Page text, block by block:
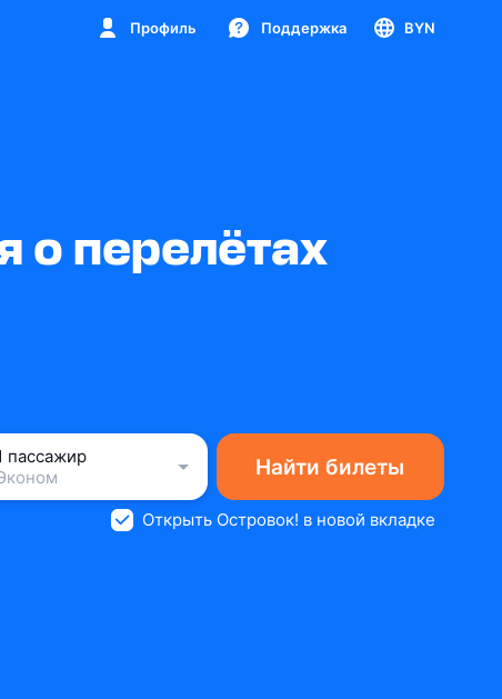
Профиль Поддержка BYN
о перелётах
пассажир
Найти билеты
Открыть Островок! в новой вкладке